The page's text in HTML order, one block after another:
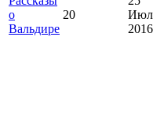
о
Вальдире
20
Июл
2016